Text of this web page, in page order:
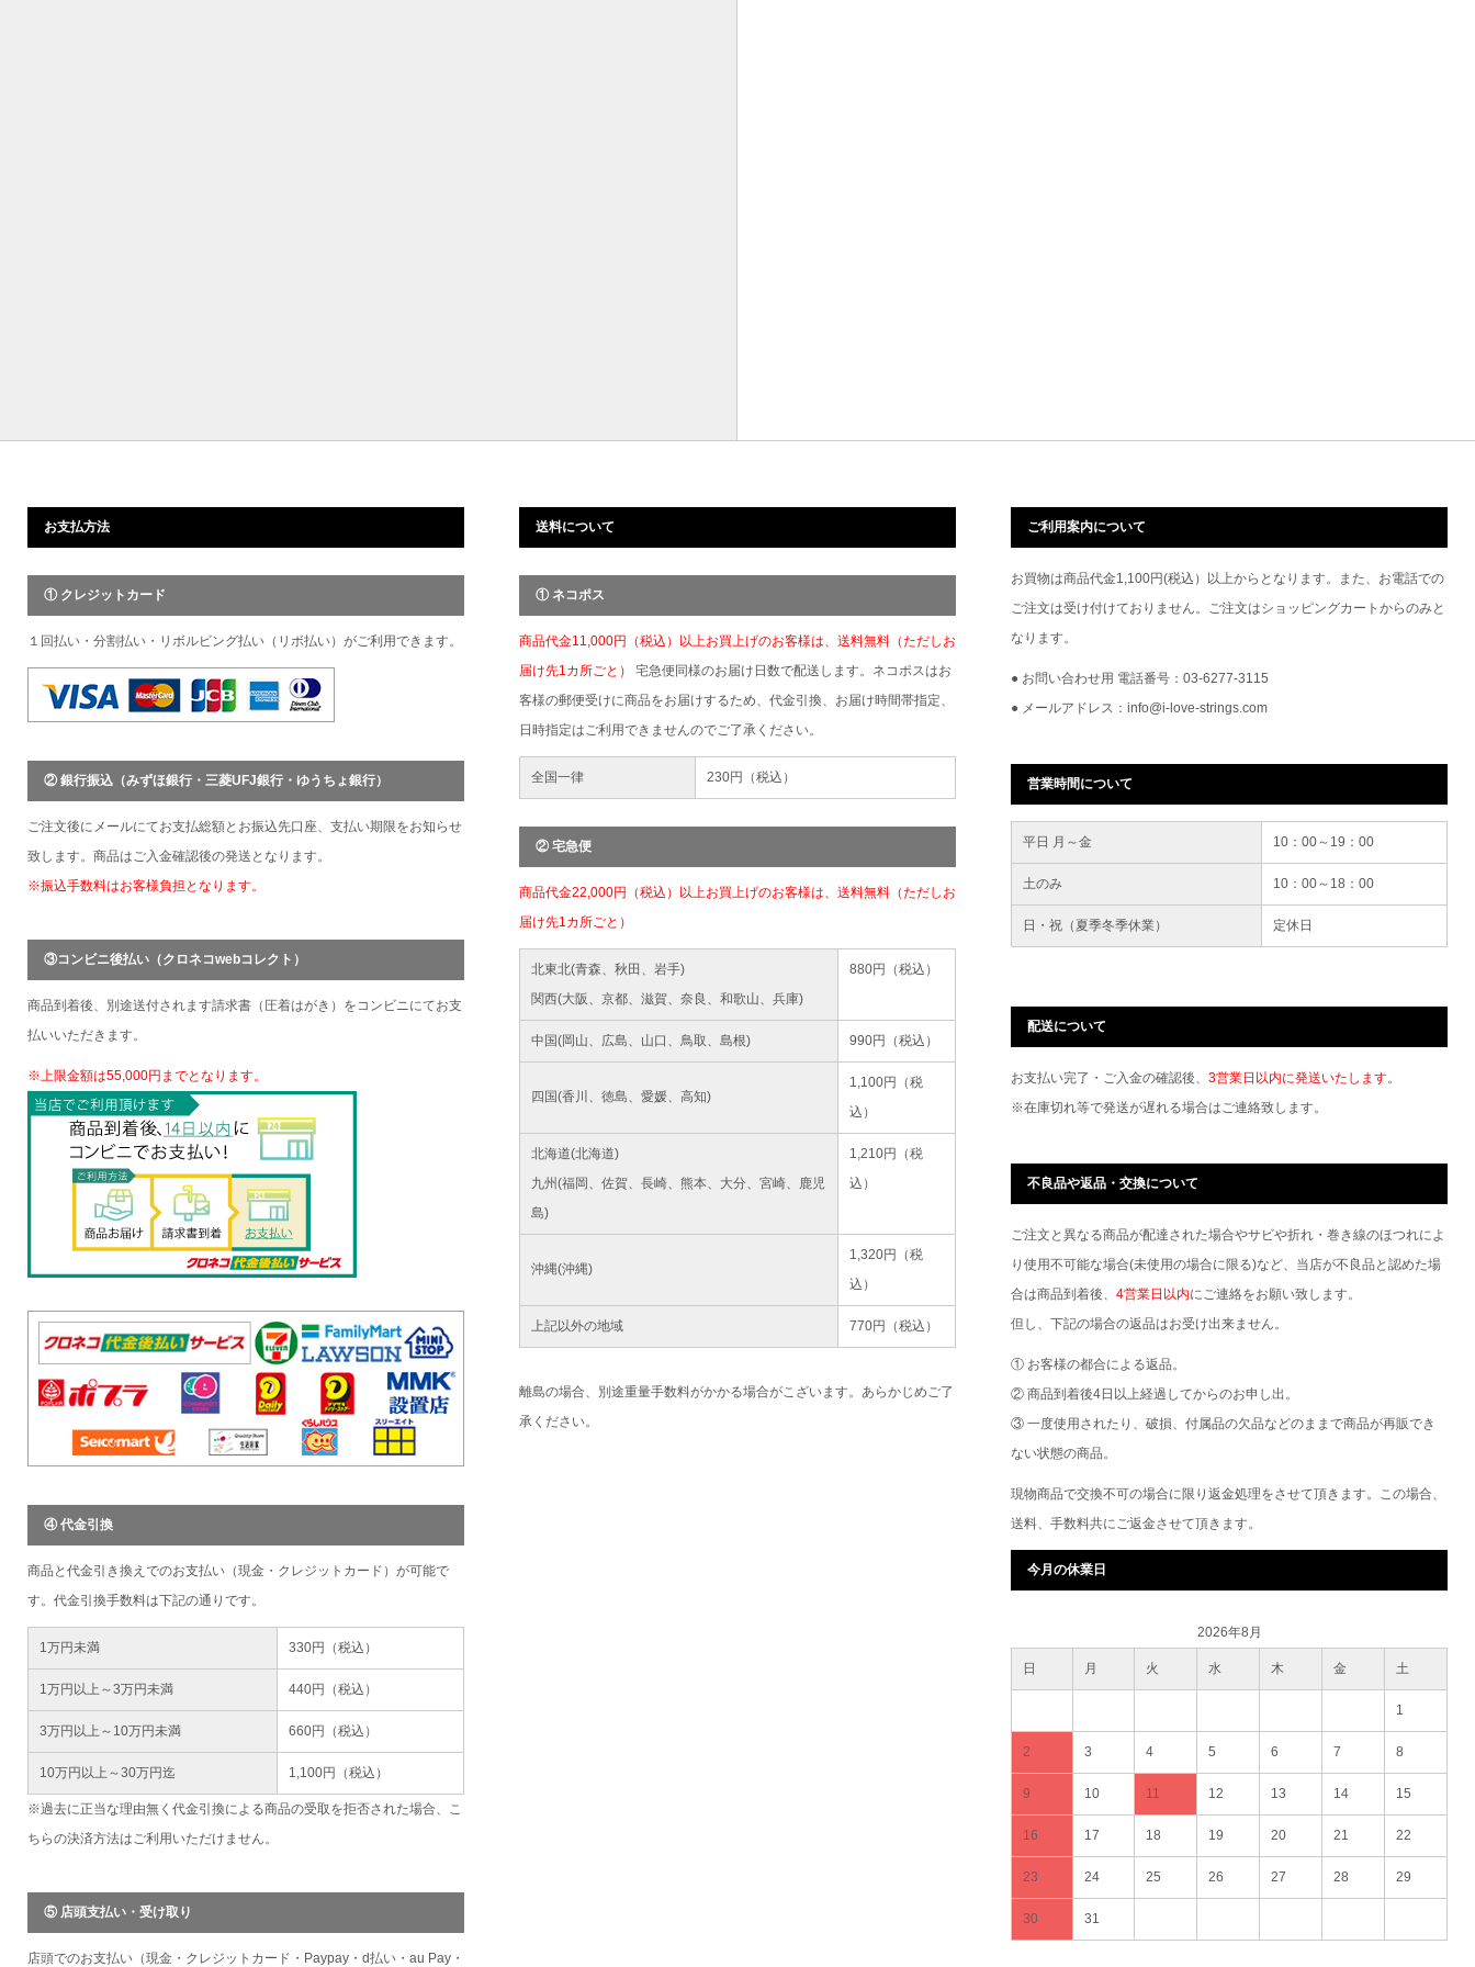
お支払方法
① クレジットカード
１回払い・分割払い・リボルビング払い（リボ払い）がご利用できます。
② 銀行振込（みずほ銀行・三菱UFJ銀行・ゆうちょ銀行）
ご注文後にメールにてお支払総額とお振込先口座、支払い期限をお知らせ
致します。商品はご入金確認後の発送となります。
※振込手数料はお客様負担となります。
③コンビニ後払い（クロネコwebコレクト）
商品到着後、別途送付されます請求書（圧着はがき）をコンビニにてお支
払いいただきます。
※上限金額は55,000円までとなります。
④ 代金引換
商品と代金引き換えでのお支払い（現金・クレジットカード）が可能で
す。代金引換手数料は下記の通りです。
1万円未満 330円（税込）
1万円以上～3万円未満 440円（税込）
3万円以上～10万円未満 660円（税込）
10万円以上～30万円迄 1,100円（税込）
※過去に正当な理由無く代金引換による商品の受取を拒否された場合、こ
ちらの決済方法はご利用いただけません。
⑤ 店頭支払い・受け取り
店頭でのお支払い（現金・クレジットカード・Paypay・d払い・au Pay・
送料について
① ネコポス
商品代金11,000円（税込）以上お買上げのお客様は、送料無料（ただしお
届け先1カ所ごと） 宅急便同様のお届け日数で配送します。ネコポスはお
客様の郵便受けに商品をお届けするため、代金引換、お届け時間帯指定、
日時指定はご利用できませんのでご了承ください。
全国一律 230円（税込）
② 宅急便
商品代金22,000円（税込）以上お買上げのお客様は、送料無料（ただしお
届け先1カ所ごと）
北東北(青森、秋田、岩手)
関西(大阪、京都、滋賀、奈良、和歌山、兵庫)
880円（税込）
中国(岡山、広島、山口、鳥取、島根) 990円（税込）
四国(香川、徳島、愛媛、高知)
1,100円（税
込）
北海道(北海道)
九州(福岡、佐賀、長崎、熊本、大分、宮崎、鹿児
島)
1,210円（税
込）
沖縄(沖縄)
1,320円（税
込）
上記以外の地域 770円（税込）
離島の場合、別途重量手数料がかかる場合がこざいます。あらかじめご了
承ください。
ご利用案内について
お買物は商品代金1,100円(税込）以上からとなります。また、お電話での
ご注文は受け付けておりません。ご注文はショッピングカートからのみと
なります。
● お問い合わせ用 電話番号：03-6277-3115
● メールアドレス：info@i-love-strings.com
営業時間について
平日 月～金 10：00～19：00
土のみ 10：00～18：00
日・祝（夏季冬季休業） 定休日
配送について
お支払い完了・ご入金の確認後、 3営業日以内に発送いたします。
※在庫切れ等で発送が遅れる場合はご連絡致します。
不良品や返品・交換について
ご注文と異なる商品が配達された場合やサビや折れ・巻き線のほつれによ
り使用不可能な場合(未使用の場合に限る)など、当店が不良品と認めた場
合は商品到着後、 4営業日以内にご連絡をお願い致します。
但し、下記の場合の返品はお受け出来ません。
① お客様の都合による返品。
② 商品到着後4日以上経過してからのお申し出。
③ 一度使用されたり、破損、付属品の欠品などのままで商品が再販でき
ない状態の商品。
現物商品で交換不可の場合に限り返金処理をさせて頂きます。この場合、
送料、手数料共にご返金させて頂きます。
今月の休業日
2026年8月
日 月 火 水 木 金 土
1
2 3 4 5 6 7 8
9 10 11 12 13 14 15
16 17 18 19 20 21 22
23 24 25 26 27 28 29
30 31